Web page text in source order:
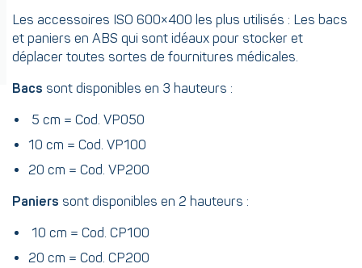
Les accessoires ISO 600×400 les plus utilisés : Les bacs
et paniers en ABS qui sont idéaux pour stocker et
déplacer toutes sortes de fournitures médicales.
Bacs sont disponibles en 3 hauteurs :
5 cm = Cod. VP050
10 cm = Cod. VP100
20 cm = Cod. VP200
Paniers sont disponibles en 2 hauteurs :
10 cm = Cod. CP100
20 cm = Cod. CP200